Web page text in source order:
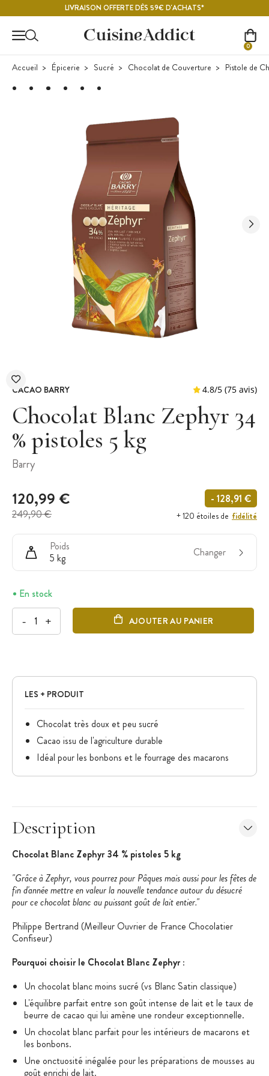
LIVRAISON OFFERTE DÈS 59€ D'ACHATS*
0
Accueil Épicerie Sucré Chocolat de Couverture Pistole de
CACAO BARRY
Chocolat Blanc Zephyr 34
% pistoles 5 kg
Barry
120,99 €
249,90 €
- 128,91 €
+ 120 étoiles de fidélité
Poids
5 kg
Changer
En stock
- + AJOUTER AU PANIER
LES + PRODUIT
Chocolat très doux et peu sucré
Cacao issu de l'agriculture durable
Idéal pour les bonbons et le fourrage des macarons
Description
Chocolat Blanc Zephyr 34 % pistoles 5 kg
"Grâce à Zephyr, vous pourrez pour Pâques mais aussi pour les fêtes de
fin d'année mettre en valeur la nouvelle tendance autour du désucré
pour ce chocolat blanc au puissant goût de lait entier."
Philippe Bertrand (Meilleur Ouvrier de France Chocolatier
Confiseur)
Pourquoi choisir le Chocolat Blanc Zephyr:
Un chocolat blanc moins sucré (vs Blanc Satin classique)
L'équilibre parfait entre son goût intense de lait et le taux de
beurre de cacao qui lui amène une rondeur exceptionnelle.
Un chocolat blanc parfait pour les intérieurs de macarons et
les bonbons.
Une onctuosité inégalée pour les préparations de mousses au
goût enrichi de lait.